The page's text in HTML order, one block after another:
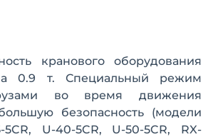
кранового оборудования
0.9 т. Специальный режим
во время движения
безопасность (модели
5CR, U-40-5CR, U-50-5CR, RX-